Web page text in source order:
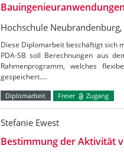
Hochschule
Diese Diplomarbeit beschäftigt sich
PDA-SB soll Berechnungen aus
Rahmenprogramm, welches
gespeichert.…
Diplomarbeit Freier Zugang
Stefanie Ewest
Bestimmung der Aktivität